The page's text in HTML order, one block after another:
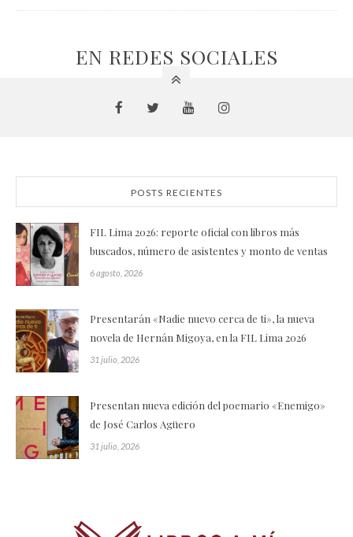
EN REDES SOCIALES
POSTS RECIENTES
FIL Lima 2026: reporte oficial con libros más
buscados, número de asistentes y monto de ventas
6 agosto, 2026
Presentarán «Nadie nuevo cerca de ti», la nueva
novela de Hernán Migoya, en la FIL Lima 2026
31 julio, 2026
Presentan nueva edición del poemario «Enemigo»
de José Carlos Agüero
31 julio, 2026